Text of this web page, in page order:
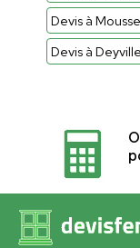
Devis à
Devis à